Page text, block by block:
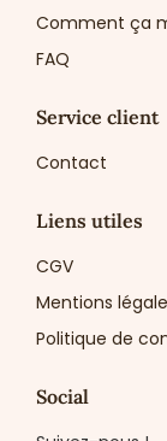
Comment ça
FAQ
Service client
Contact
Liens utiles
CGV
Mentions
Politique de
Social